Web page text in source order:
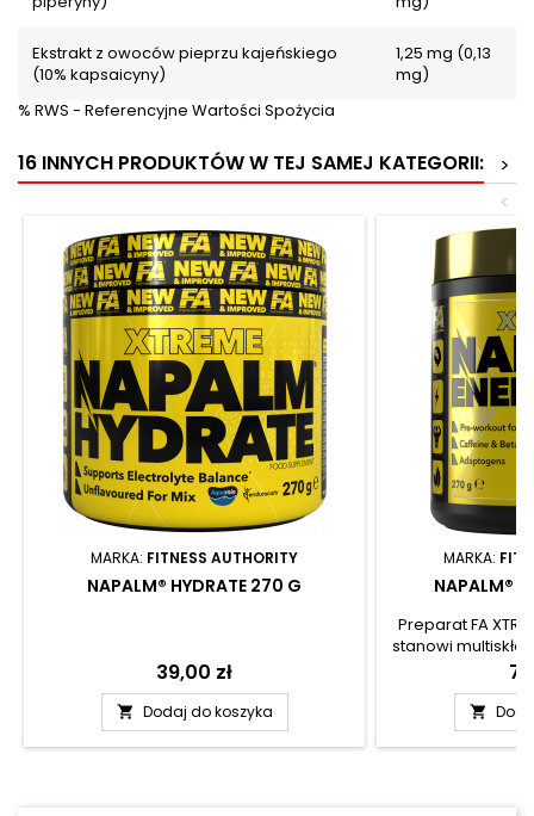
Ekstrakt z owoców pieprzu kajeńskiego
(10% kapsaicyny)
1,25 mg (0,13
mg)
% RWS - Referencyjne Wartości Spożycia
16 INNYCH PRODUKTÓW W TEJ SAMEJ KATEGORII:
>
<
MARKA: FITNESS AUTHORITY
NAPALM® HYDRATE 270 G
Cena
39,00 zł
 Dodaj do koszyka
MARKA:
NAPALM®
Preparat FA
stanowi
łączy
komponentami
odżywkach
Suplement diety
